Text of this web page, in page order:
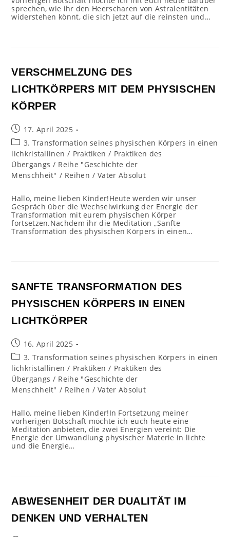
sprechen, wie ihr den Heerscharen von Astralentitäten
widerstehen könnt, die sich jetzt auf die reinsten und…
VERSCHMELZUNG DES
LICHTKÖRPERS MIT DEM PHYSISCHEN
KÖRPER
Beitrag
veröffentlicht:
17. April 2025
Beitrags-
Kategorie:
3. Transformation seines physischen Körpers in einen
lichkristallinen / Praktiken / Praktiken des
Übergangs / Reihe "Geschichte der
Menschheit" / Reihen / Vater Absolut
Hallo, meine lieben Kinder!Heute werden wir unser
Gespräch über die Wechselwirkung der Energie der
Transformation mit eurem physischen Körper
fortsetzen.Nachdem ihr die Meditation „Sanfte
Transformation des physischen Körpers in einen…
SANFTE TRANSFORMATION DES
PHYSISCHEN KÖRPERS IN EINEN
LICHTKÖRPER
Beitrag
veröffentlicht:
16. April 2025
Beitrags-
Kategorie:
3. Transformation seines physischen Körpers in einen
lichkristallinen / Praktiken / Praktiken des
Übergangs / Reihe "Geschichte der
Menschheit" / Reihen / Vater Absolut
Hallo, meine lieben Kinder!In Fortsetzung meiner
vorherigen Botschaft möchte ich euch heute eine
Meditation anbieten, die zwei Energien vereint: Die
Energie der Umwandlung physischer Materie in lichte
und die Energie…
ABWESENHEIT DER DUALITÄT IM
DENKEN UND VERHALTEN